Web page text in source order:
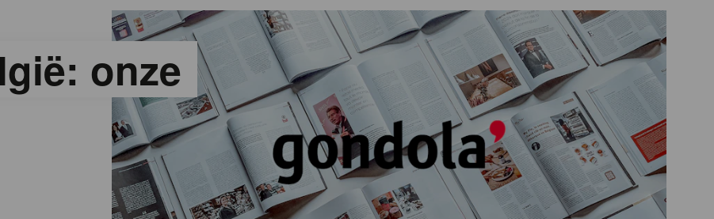
onze